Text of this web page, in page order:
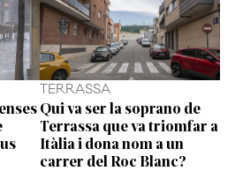
TERRASSA
Qui va ser la soprano de
Terrassa que va triomfar a
Itàlia i dona nom a un
carrer del Roc Blanc?